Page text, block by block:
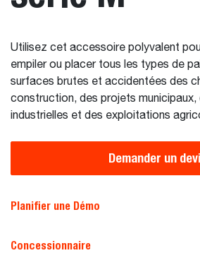
Utilisez cet accessoire polyvalent
empiler ou placer tous les types de
surfaces brutes et accidentées des
construction, des projets municipaux,
industrielles et des exploitations
Demander un
Planifier une Démo
Concessionnaire